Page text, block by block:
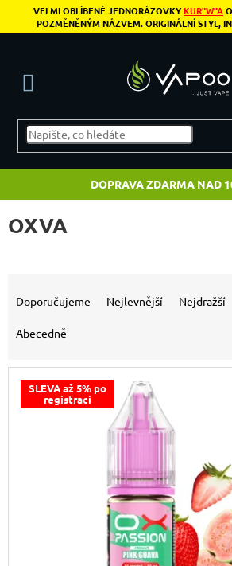
Přejít na obsah
VELMI OBLÍBENÉ JEDNORÁZOVKYKUR"W"A
POZMĚNĚNÝM NÁZVEM. ORIGINÁLNÍ STYL,
DOPRAVA ZDARMA NAD
OXVA
Doporučujeme Nejlevnější Nejdražší
Abecedně
SLEVA až 5% po
registraci